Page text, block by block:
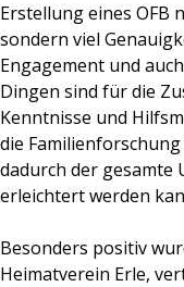
Erstellung eines OFB
sondern viel
Engagement und
Dingen sind für die
Kenntnisse und
die
dadurch der gesamte
erleichtert werden
Besonders positiv
Heimatverein Erle,